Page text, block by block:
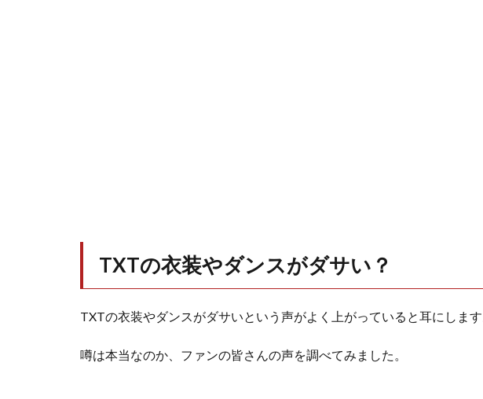
TXTの衣装やダンスがダサい？
TXTの衣装やダンスがダサいという声がよく上がっていると耳にします
噂は本当なのか、ファンの皆さんの声を調べてみました。